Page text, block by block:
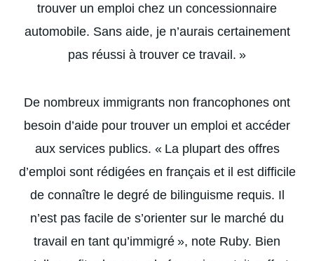
trouver un emploi chez un concessionnaire
automobile. Sans aide, je n’aurais certainement
pas réussi à trouver ce travail. »
De nombreux immigrants non francophones ont
besoin d’aide pour trouver un emploi et accéder
aux services publics. « La plupart des offres
d’emploi sont rédigées en français et il est difficile
de connaître le degré de bilinguisme requis. Il
n’est pas facile de s’orienter sur le marché du
travail en tant qu’immigré », note Ruby. Bien